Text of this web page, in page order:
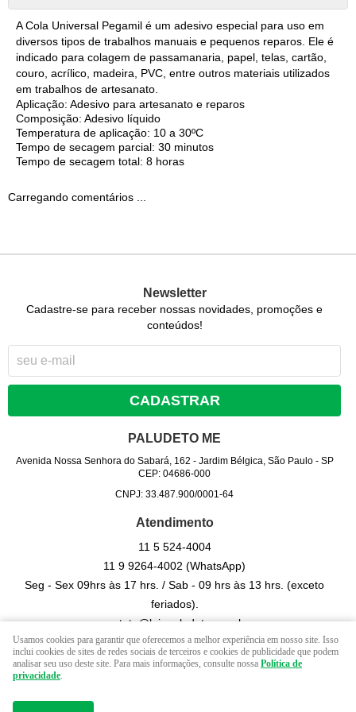
A Cola Universal Pegamil é um adesivo especial para uso em
diversos tipos de trabalhos manuais e pequenos reparos. Ele é
indicado para colagem de passamanaria, papel, telas, cartão,
couro, acrílico, madeira, PVC, entre outros materiais utilizados
em trabalhos de artesanato.
Aplicação: Adesivo para artesanato e reparos
Composição: Adesivo líquido
Temperatura de aplicação: 10 a 30ºC
Tempo de secagem parcial: 30 minutos
Tempo de secagem total: 8 horas
Carregando comentários ...
Newsletter
Cadastre-se para receber nossas novidades, promoções e
conteúdos!
CADASTRAR
PALUDETO ME
Avenida Nossa Senhora do Sabará, 162 - Jardim Bélgica, São Paulo- SP
CEP: 04686-000
CNPJ: 33.487.900/0001-64
Atendimento
11 5524-4004
11 9 9264-4002(WhatsApp)
Seg - Sex 09hrs às 17 hrs. / Sab - 09 hrs às 13 hrs. (exceto
feriados).
contato@lojapaludeto.com.br
LOJA VIRTUAL CRIADA POR
Usamos cookies para garantir que oferecemos a melhor experiência em nosso site. Isso
inclui cookies de sites de redes sociais de terceiros e cookies de publicidade que podem
analisar seu uso deste site. Para mais informações, consulte nossa Política de
privacidade.